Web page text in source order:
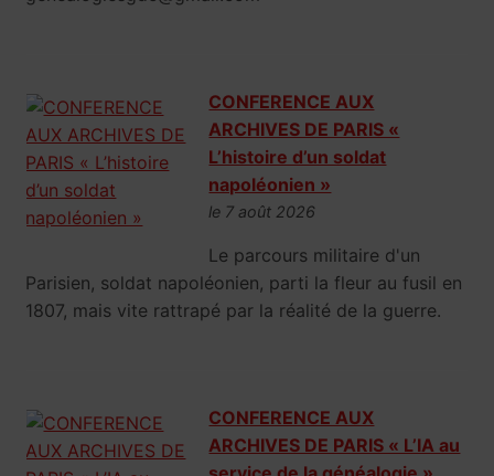
CONFERENCE AUX
ARCHIVES DE PARIS «
L’histoire d’un soldat
napoléonien »
le 7 août 2026
Le parcours militaire d'un
Parisien, soldat napoléonien, parti la fleur au fusil en
1807, mais vite rattrapé par la réalité de la guerre.
CONFERENCE AUX
ARCHIVES DE PARIS « L’IA au